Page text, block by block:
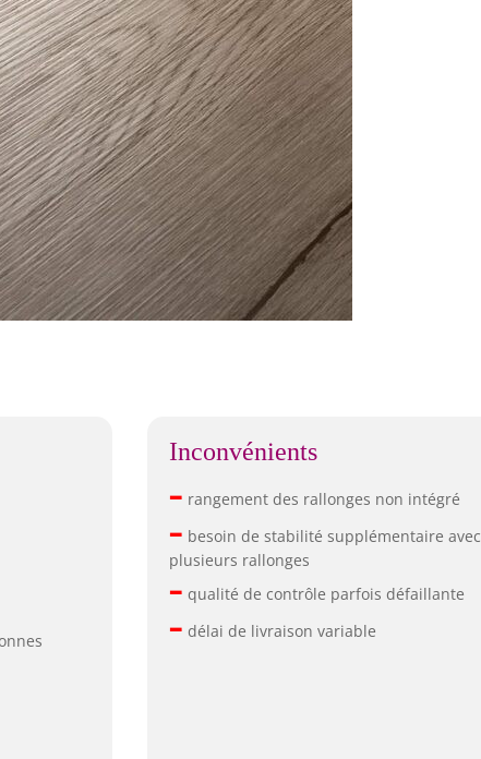
Inconvénients
– rangement des rallonges non intégré
– besoin de stabilité supplémentaire avec
plusieurs rallonges
– qualité de contrôle parfois défaillante
– délai de livraison variable